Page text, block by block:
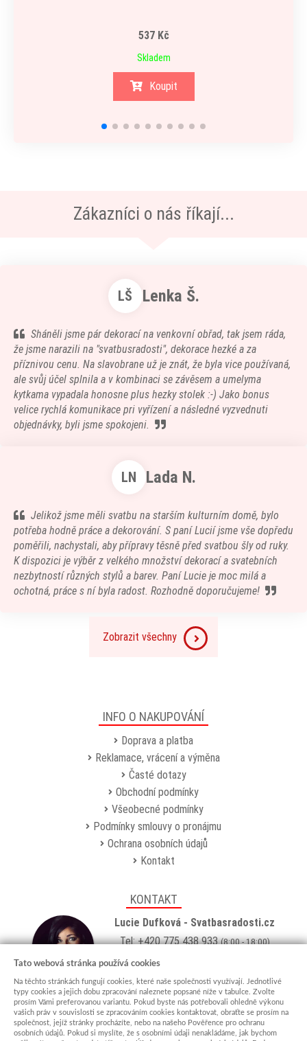
537 Kč
Skladem
Koupit
Zákazníci o nás říkají...
LŠ Lenka Š.
Sháněli jsme pár dekorací na venkovní obřad, tak jsem ráda,
že jsme narazili na "svatbusradosti", dekorace hezké a za
příznivou cenu. Na slavobrane už je znát, že byla vice používaná,
ale svůj účel splnila a v kombinaci se závěsem a umelyma
kytkama vypadala honosne plus hezky stolek :-) Jako bonus
velice rychlá komunikace pri vyřízení a následné vyzvednuti
objednávky, byli jsme spokojeni.
LN Lada N.
Jelikož jsme měli svatbu na starším kulturním domě, bylo
potřeba hodně práce a dekorování. S paní Lucií jsme vše dopředu
poměřili, nachystali, aby přípravy těsně před svatbou šly od ruky.
K dispozici je výběr z velkého množství dekorací a svatebních
nezbytností různých stylů a barev. Paní Lucie je moc milá a
ochotná, práce s ní byla radost. Rozhodně doporučujeme!
Zobrazit všechny
INFO O NAKUPOVÁNÍ
Doprava a platba
Reklamace, vrácení a výměna
Časté dotazy
Obchodní podmínky
Všeobecné podmínky
Podmínky smlouvy o pronájmu
Ochrana osobních údajů
Kontakt
KONTAKT
Lucie Dufková - Svatbasradosti.cz
Tel: +420 775 438 933(8:00 - 18:00)
Email:
Showroom
Jungmannova 627, Kyjov 69701
Po-Pá: po domluvě (více info)
Tato webová stránka používá cookies
Na těchto stránkách fungují cookies, které naše společnosti využívají. Jednotlivé
typy cookies a jejich dobu zpracování naleznete popsané níže v tabulce. Zvolte
prosím Vámi preferovanou variantu. Pokud byste nás potřebovali ohledně výkonu
vašich práv v souvislosti se zpracováním cookies kontaktovat, obraťte se prosím na
společnost, jejíž stránky procházíte, nebo na našeho Pověřence pro ochranu
osobních údajů. Pokud si myslíte, že s osobními údaji nenakládáme, jak bychom